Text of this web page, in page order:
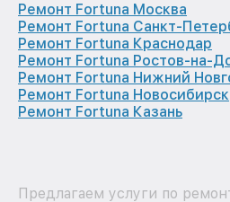
Ремонт Fortuna Москва
Ремонт Fortuna Санкт-
Ремонт Fortuna Краснодар
Ремонт Fortuna Ростов-на-
Ремонт Fortuna Нижний
Ремонт Fortuna Новосибирск
Ремонт Fortuna Казань
Предлагаем услуги по